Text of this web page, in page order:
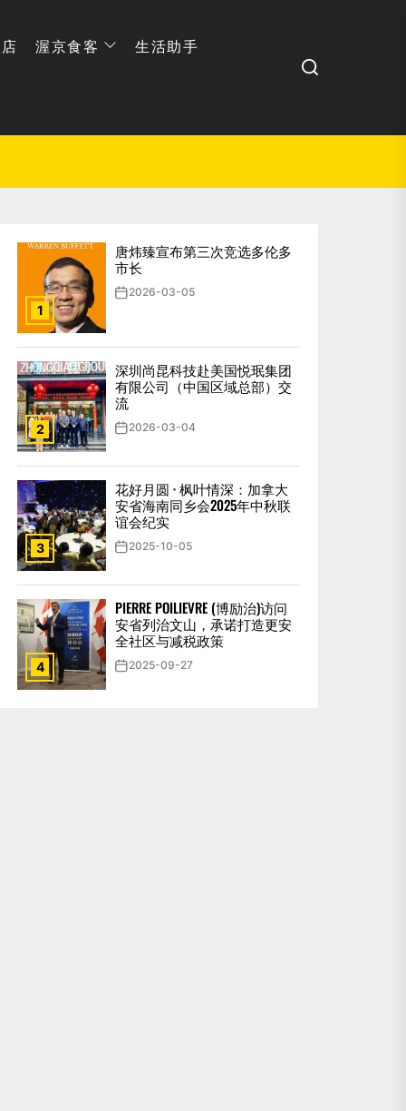
渥京食客 生活助手
Search
1
唐炜臻宣布第三次竞选多伦多
市长
2026-03-05
2
深圳尚昆科技赴美国悦珉集团
有限公司（中国区域总部）交
流
2026-03-04
3
花好月圆 · 枫叶情深：加拿大
安省海南同乡会2025年中秋联
谊会纪实
2025-10-05
4
PIERRE POILIEVRE (博励治)访问
安省列治文山，承诺打造更安
全社区与减税政策
2025-09-27